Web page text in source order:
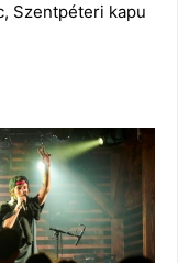
Szentpéteri kapu